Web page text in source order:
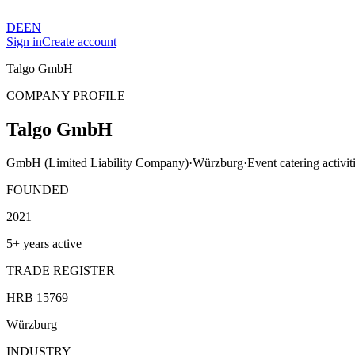
DEEN
Sign inCreate account
Talgo GmbH
COMPANY PROFILE
Talgo GmbH
GmbH (Limited Liability Company)·Würzburg·Event catering
FOUNDED
2021
5+ years active
TRADE REGISTER
HRB 15769
Würzburg
INDUSTRY